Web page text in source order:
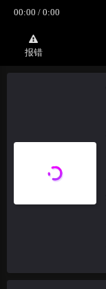
报错